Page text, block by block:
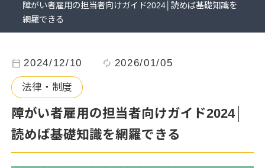
障がい者雇用の担当者向けガイド2024│読めば基礎知識を
網羅できる
calendar_today 2024/12/10 autorenew 2026/01/05
法律・制度
障がい者雇用の担当者向けガイド2024│
読めば基礎知識を網羅できる